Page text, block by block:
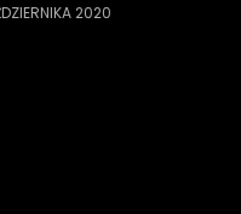
2020